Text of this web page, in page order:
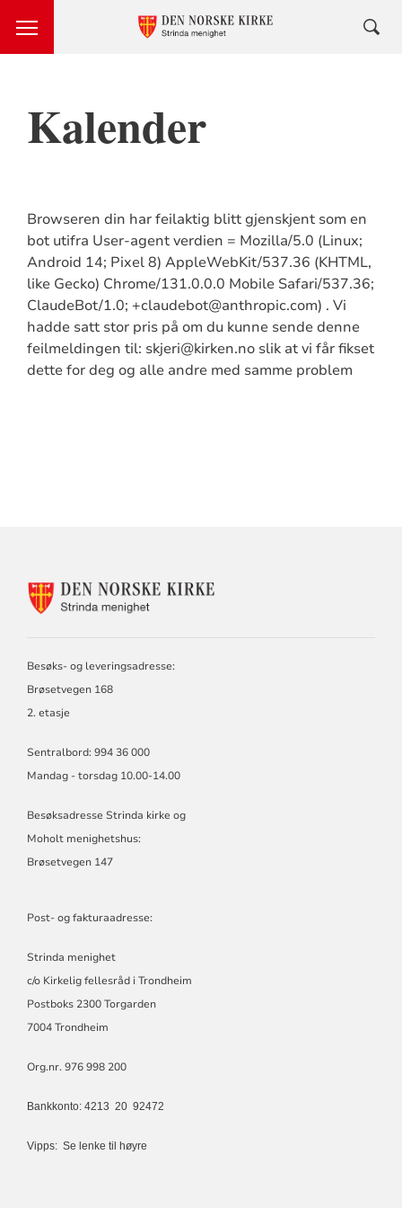
Kalender
Browseren din har feilaktig blitt gjenskjent som en
bot utifra User-agent verdien = Mozilla/5.0 (Linux;
Android 14; Pixel 8) AppleWebKit/537.36 (KHTML,
like Gecko) Chrome/131.0.0.0 Mobile Safari/537.36;
ClaudeBot/1.0; +claudebot@anthropic.com) . Vi
hadde satt stor pris på om du kunne sende denne
feilmeldingen til: skjeri@kirken.no slik at vi får fikset
dette for deg og alle andre med samme problem
Besøks- og leveringsadresse:
Brøsetvegen 168
2. etasje
Sentralbord: 994 36 000
Mandag - torsdag 10.00-14.00
Besøksadresse Strinda kirke og
Moholt menighetshus:
Brøsetvegen 147
Post- og fakturaadresse:
Strinda menighet
c/o Kirkelig fellesråd i Trondheim
Postboks 2300 Torgarden
7004 Trondheim
Org.nr. 976 998 200
Bankkonto: 4213 20 92472
Vipps: Se lenke til høyre